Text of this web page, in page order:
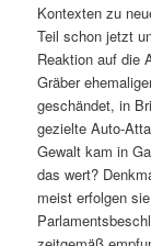
Kontexten zu
Teil schon jetzt
Reaktion auf die
Gräber
geschändet, in
gezielte Auto-
Gewalt kam in
das wert?
meist erfolgen